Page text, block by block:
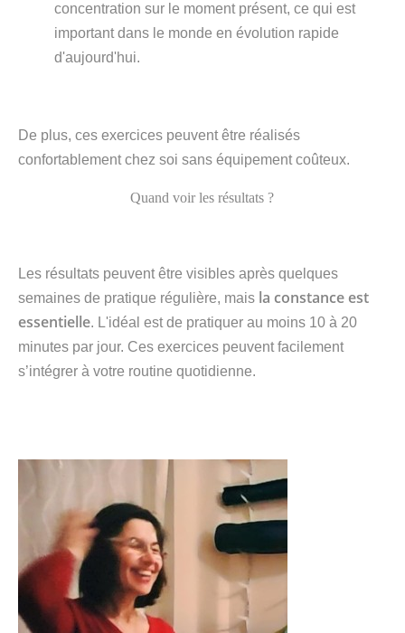
concentration sur le moment présent, ce qui est
important dans le monde en évolution rapide
d'aujourd'hui.
De plus, ces exercices peuvent être réalisés
confortablement chez soi sans équipement coûteux.
Quand voir les résultats ?
Les résultats peuvent être visibles après quelques
semaines de pratique régulière, mais la constance est
essentielle. L'idéal est de pratiquer au moins 10 à 20
minutes par jour. Ces exercices peuvent facilement
s’intégrer à votre routine quotidienne.